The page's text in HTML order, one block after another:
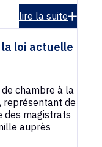
lire la suite
la loi actuelle
chambre à la
représentant de
des magistrats
auprès